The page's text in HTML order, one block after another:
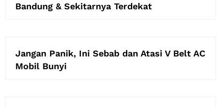
Bandung & Sekitarnya Terdekat
Jangan Panik, Ini Sebab dan Atasi V Belt AC
Mobil Bunyi